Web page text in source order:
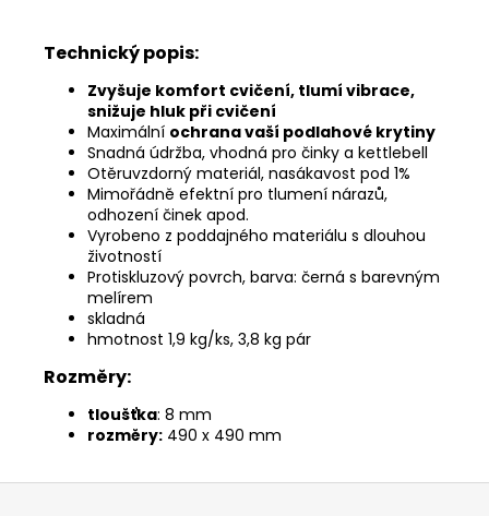
Technický popis:
Zvyšuje komfort cvičení, tlumí vibrace,
snižuje hluk při cvičení
Maximální ochrana vaší podlahové krytiny
Snadná údržba, vhodná pro činky a kettlebell
Otěruvzdorný materiál, nasákavost pod 1%
Mimořádně efektní pro tlumení nárazů,
odhození činek apod.
Vyrobeno z poddajného materiálu s dlouhou
životností
Protiskluzový povrch, barva: černá s barevným
melírem
skladná
hmotnost 1,9 kg/ks, 3,8 kg pár
Rozměry:
tloušťka: 8 mm
rozměry: 490 x 490 mm
Z